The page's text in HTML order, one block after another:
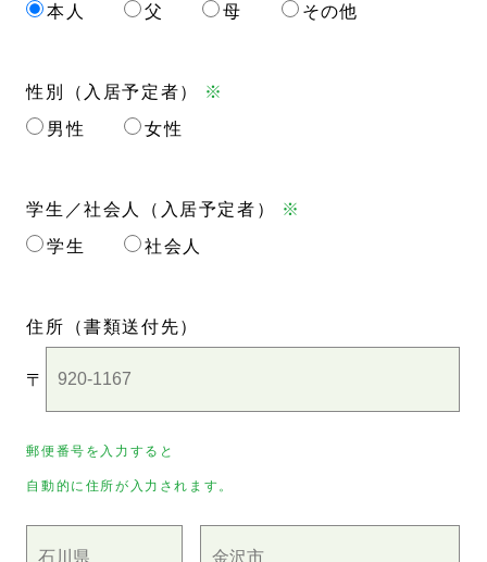
本人
父 母 その他
性別（入居予定者） ※
男性
女性
学生／社会人（入居予定者）
※
学生
社会人
住所 （書類送付先）
〒
郵便番号を入力すると
自動的に住所が入力されます。